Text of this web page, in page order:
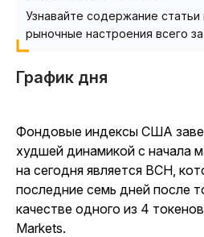
Узнавайте содержание статьи
рыночные настроения всего
График дня
Фондовые индексы США
худшей динамикой с начала
на сегодня является BCH,
последние семь дней после
качестве одного из 4
Markets.